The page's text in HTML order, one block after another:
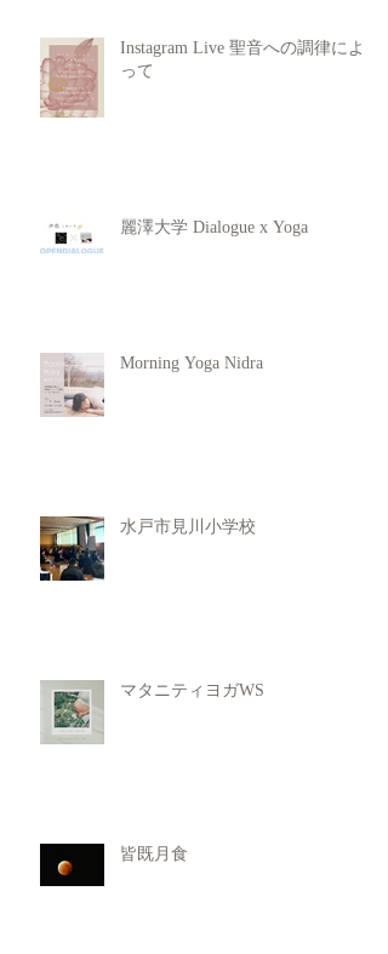
Instagram Live 聖音への調律によ
って
麗澤大学 Dialogue x Yoga
Morning Yoga Nidra
水戸市見川小学校
マタニティヨガWS
皆既月食